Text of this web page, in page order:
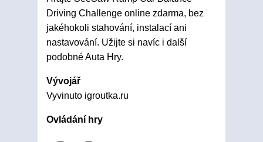
Driving Challenge online zdarma, bez
jakéhokoli stahování, instalací ani
nastavování. Užijte si navíc i další
podobné Auta Hry.
Vývojář
Vyvinuto igroutka.ru
Ovládání hry